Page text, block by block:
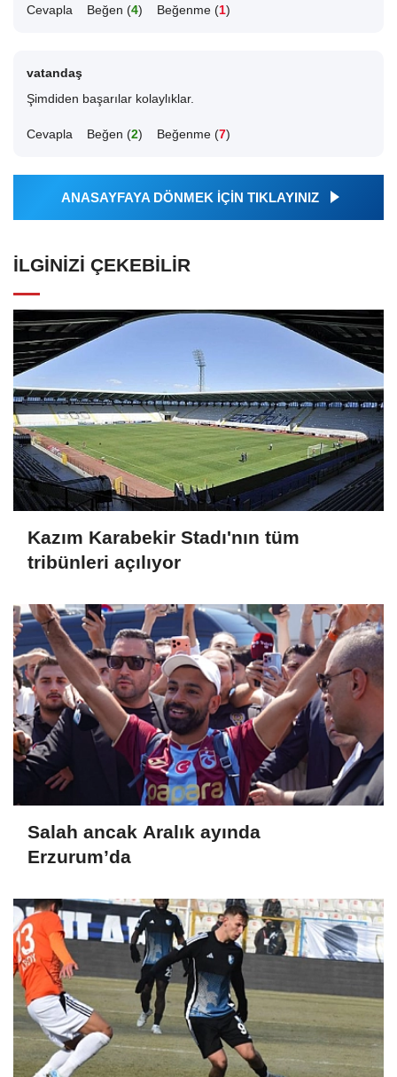
Cevapla Beğen (4) Beğenme (1)
vatandaş
Şimdiden başarılar kolaylıklar.
Cevapla Beğen (2) Beğenme (7)
ANASAYFAYA DÖNMEK İÇİN TIKLAYINIZ
İLGINIZI ÇEKEBILIR
Kazım Karabekir Stadı'nın tüm
tribünleri açılıyor
Salah ancak Aralık ayında
Erzurum’da